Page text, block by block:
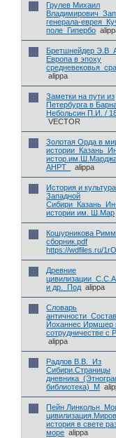
Грулев Михаил
генерала-
поле_Гипербо
Бретшнейдер
Европа в эпоху
alippa
Заметки на пути из
Петербурга в
Небольсин П.И. /
VECTOR
Золотая Орда в
АНРТ_
alippa
История и
Западной
истории им. Ш.Мар
Кошурникова
сборник.pdf
https://wdfiles.ru/
Древние
и др._Под alippa
Словарь
Йоханнес Ирмшер
сотрудничестве с
alippa
Радлов В.В._Из
Сибири.Страницы
библиотека)_М
Пейн
история в свете
море alippa